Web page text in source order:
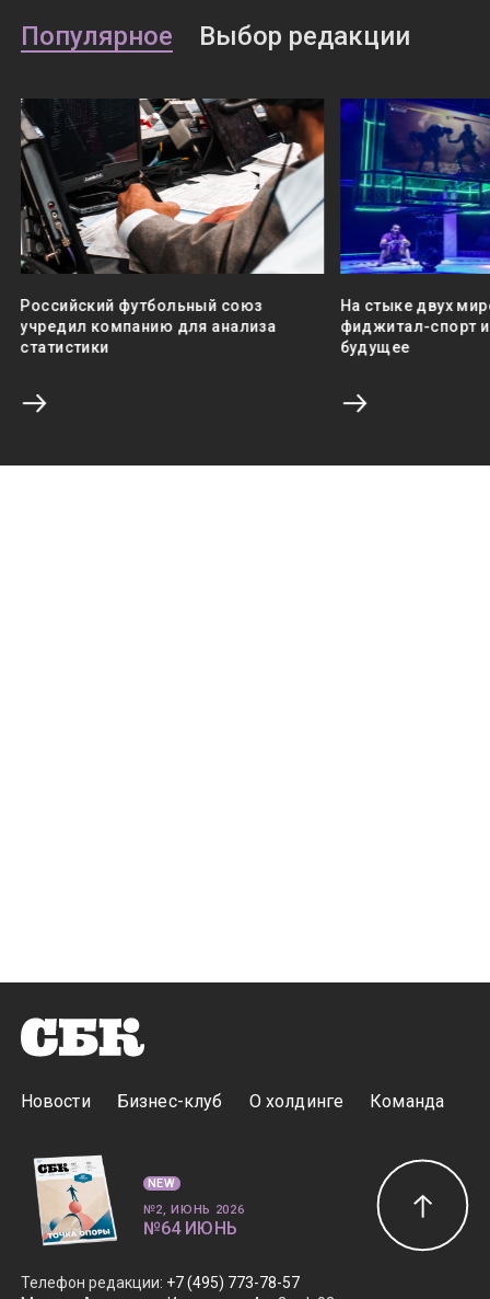
Популярное Выбор редакции
Российский футбольный союз
учредил компанию для анализа
статистики
На стыке двух
фиджитал-спорт
будущее
Новости Бизнес-клуб О холдинге Команда
Телефон редакции: +7 (495) 773-78-57
NEW
№2, ИЮНЬ 2026
№64 ИЮНЬ